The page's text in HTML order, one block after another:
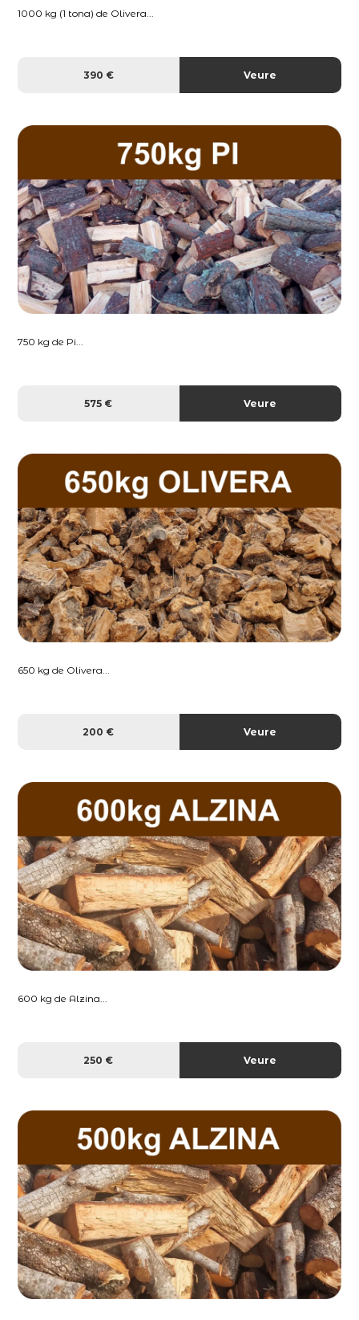
1000 kg (1 tona) de Olivera...
390 € Veure
750 kg de Pi...
575 € Veure
650 kg de Olivera...
200 € Veure
600 kg de Alzina...
250 € Veure